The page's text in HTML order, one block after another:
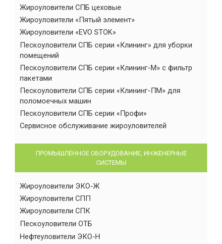
Жироуловители СПБ цеховые
Жироуловители «Пятый элемент»
Жироуловители «EVO STOK»
Пескоуловители СПБ серии «Клининг» для уборки
помещений
Пескоуловители СПБ серии «Клининг-М» с фильтр
пакетами
Пескоуловители СПБ серии «Клининг-ПМ» для
поломоечных машин
Пескоуловители СПБ серии «Профи»
Сервисное обслуживание жироуловителей
ПРОМЫШЛЕННОЕ ОБОРУДОВАНИЕ, ИНЖЕНЕРНЫЕ
СИСТЕМЫ
Жироуловители ЭКО-Ж
Жироуловители СПП
Жироуловители СПК
Пескоуловители ОТБ
Нефтеуловители ЭКО-Н